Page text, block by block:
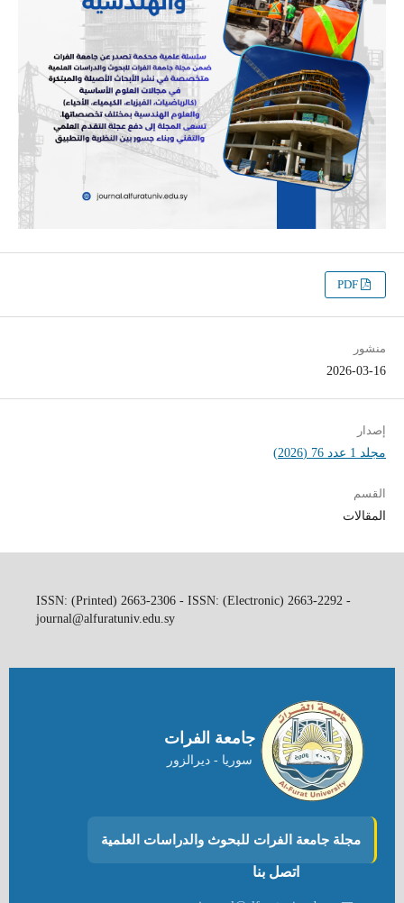
PDF
منشور
2026-03-16
إصدار
مجلد 1 عدد 76 (2026)
القسم
المقالات
ISSN: (Printed) 2663-2306 - ISSN: (Electronic) 2663-2292 -
journal@alfuratuniv.edu.sy
جامعة الفرات
سوريا - ديرالزور
مجلة جامعة الفرات للبحوث والدراسات العلمية
اتصل بنا